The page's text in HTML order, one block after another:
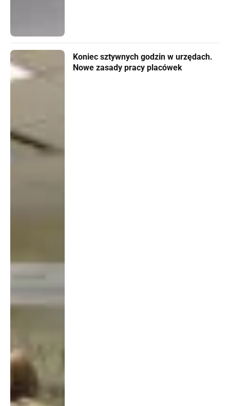
Koniec sztywnych godzin w urzędach.
Nowe zasady pracy placówek